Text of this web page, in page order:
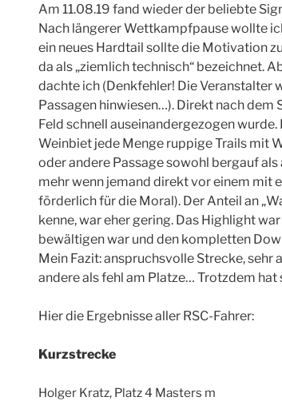
Am 11.08.19 fand wieder der beliebte
Nach längerer Wettkampfpause wollte
ein neues Hardtail sollte die Motivation
da als „ziemlich technisch“ bezeichnet.
dachte ich (Denkfehler! Die Veranstalter
Passagen hinwiesen…). Direkt nach dem
Feld schnell auseinandergezogen
Weinbiet jede Menge ruppige Trails mit
oder andere Passage sowohl bergauf
mehr wenn jemand direkt vor einem mit
förderlich für die Moral). Der Anteil an
kenne, war eher gering. Das Highlight
bewältigen war und den kompletten
Mein Fazit: anspruchsvolle Strecke,
andere als fehl am Platze… Trotzdem
Hier die Ergebnisse aller RSC-Fahrer:
Kurzstrecke
Holger Kratz, Platz 4 Masters m